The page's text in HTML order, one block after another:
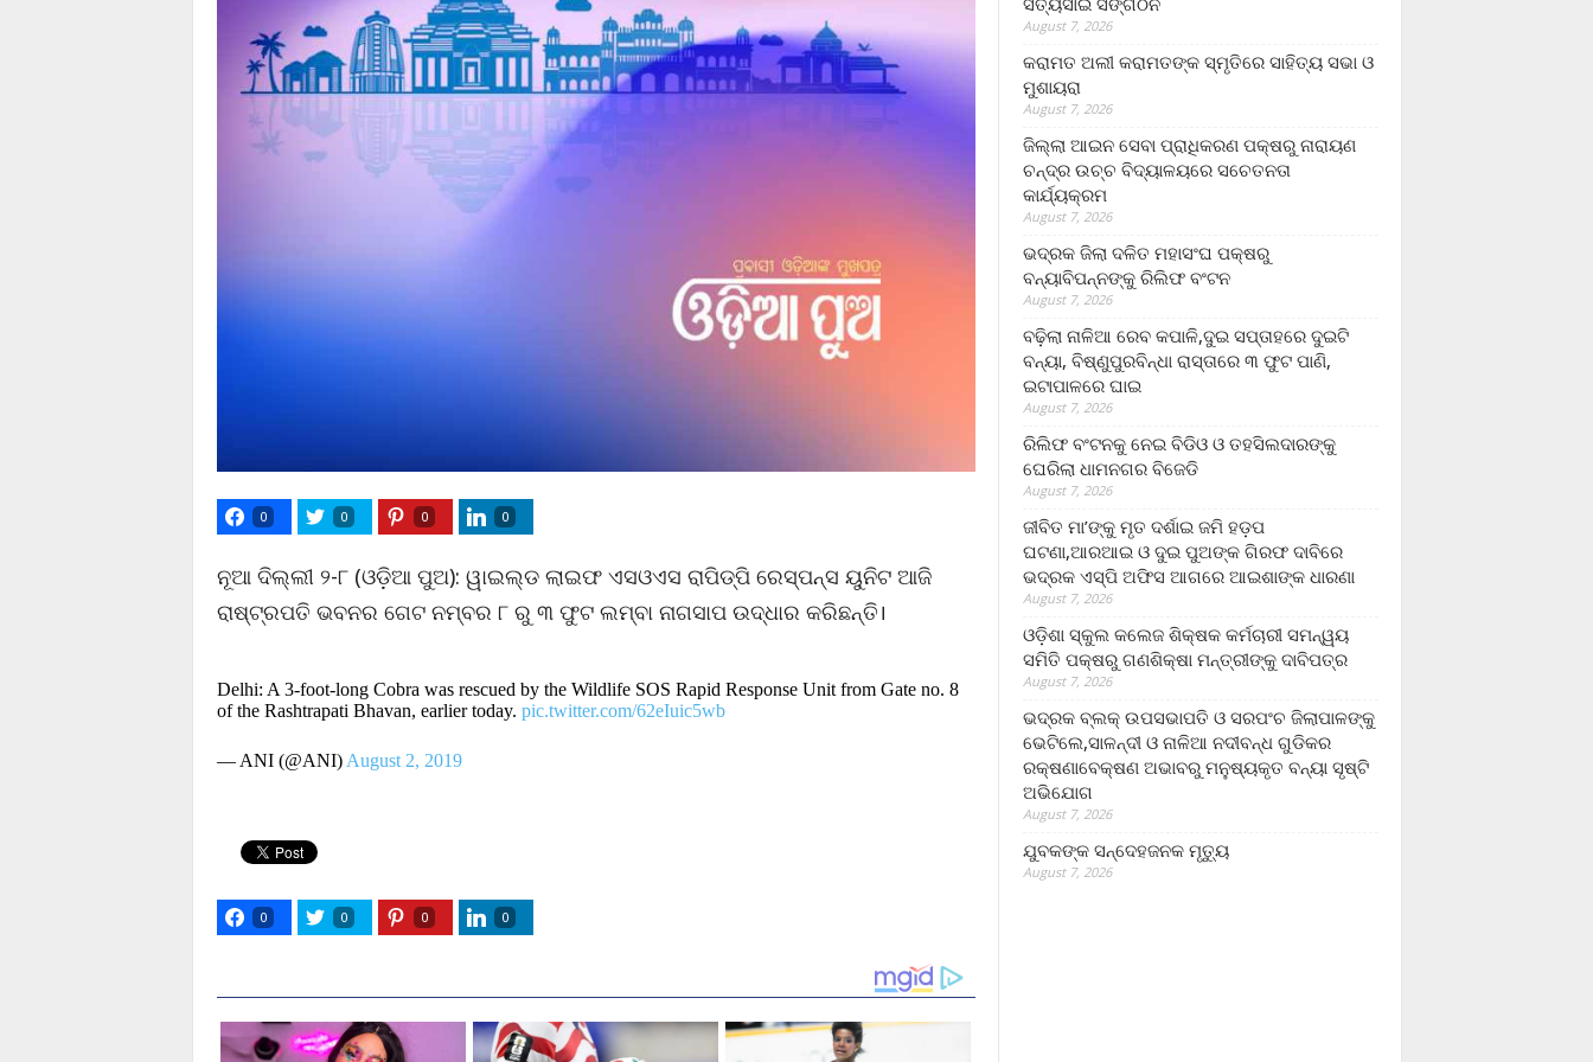
0 0 0 0
ନୂଆ ଦିଲ୍ଲୀ ୨-୮ (ଓଡ଼ିଆ ପୁଅ): ୱାଇଲ୍ଡ ଲାଇଫ ଏସଓଏସ ରାପିଡ୍ପି ରେସ୍ପନ୍ସ ୟୁନିଟ ଆଜି
ରାଷ୍ଟ୍ରପତି ଭବନର ଗେଟ ନମ୍ବର ୮ ରୁ ୩ ଫୁଟ ଲମ୍ବା ନାଗସାପ ଉଦ୍ଧାର କରିଛନ୍ତି।
Delhi: A 3-foot-long Cobra was rescued by the Wildlife SOS Rapid Response Unit from Gate no. 8
of the Rashtrapati Bhavan, earlier today. pic.twitter.com/62eIuic5wb
— ANI (@ANI) August 2, 2019
0 0 0 0
August 7, 2026
କରାମତ ଅଲୀ କରାମତଙ୍କ ସ୍ମୃତିରେ ସାହିତ୍ୟ ସଭା ଓ
ମୁଶାୟରା
August 7, 2026
ଜିଲ୍ଲା ଆଇନ ସେବା ପ୍ରାଧିକରଣ ପକ୍ଷରୁ ନାରାୟଣ
ଚନ୍ଦ୍ର ଉଚ୍ଚ ବିଦ୍ୟାଳୟରେ ସଚେତନତା
କାର୍ଯ୍ୟକ୍ରମ
August 7, 2026
ଭଦ୍ରକ ଜିଲା ଦଳିତ ମହାସଂଘ ପକ୍ଷରୁ
ବନ୍ୟାବିପନ୍ନଙ୍କୁ ରିଲିଫ ବଂଟନ
August 7, 2026
ବଢ଼ିଲା ନାଳିଆ ରେବ କପାଳି,ଦୁଇ ସପ୍ତାହରେ ଦୁଇଟି
ବନ୍ୟା, ବିଷ୍ଣୁପୁରବିନ୍ଧା ରାସ୍ତାରେ ୩ ଫୁଟ ପାଣି,
ଇଟାପାଳରେ ଘାଇ
August 7, 2026
ରିଲିଫ ବଂଟନକୁ ନେଇ ବିଡିଓ ଓ ତହସିଲଦାରଙ୍କୁ
ଘେରିଲା ଧାମନଗର ବିଜେଡି
August 7, 2026
ଜୀବିତ ମା’ଙ୍କୁ ମୃତ ଦର୍ଶାଇ ଜମି ହଡ଼ପ
ଘଟଣା,ଆରଆଇ ଓ ଦୁଇ ପୁଅଙ୍କ ଗିରଫ ଦାବିରେ
ଭଦ୍ରକ ଏସ୍‌ପି ଅଫିସ ଆଗରେ ଆଇଶାଙ୍କ ଧାରଣା
August 7, 2026
ଓଡ଼ିଶା ସ୍କୁଲ କଲେଜ ଶିକ୍ଷକ କର୍ମଚାରୀ ସମନ୍ୱୟ
ସମିତି ପକ୍ଷରୁ ଗଣଶିକ୍ଷା ମନ୍ତ୍ରୀଙ୍କୁ ଦାବିପତ୍ର
August 7, 2026
ଭଦ୍ରକ ବ୍ଲକ୍ ଉପସଭାପତି ଓ ସରପଂଚ ଜିଲାପାଳଙ୍କୁ
ଭେଟିଲେ,ସାଳନ୍ଦୀ ଓ ନାଳିଆ ନଦୀବନ୍ଧ ଗୁଡିକର
ରକ୍ଷଣାବେକ୍ଷଣ ଅଭାବରୁ ମନୁଷ୍ୟକୃତ ବନ୍ୟା ସୃଷ୍ଟି
ଅଭିଯୋଗ
August 7, 2026
ଯୁବକଙ୍କ ସନ୍ଦେହଜନକ ମୃତ୍ୟୁ
August 7, 2026